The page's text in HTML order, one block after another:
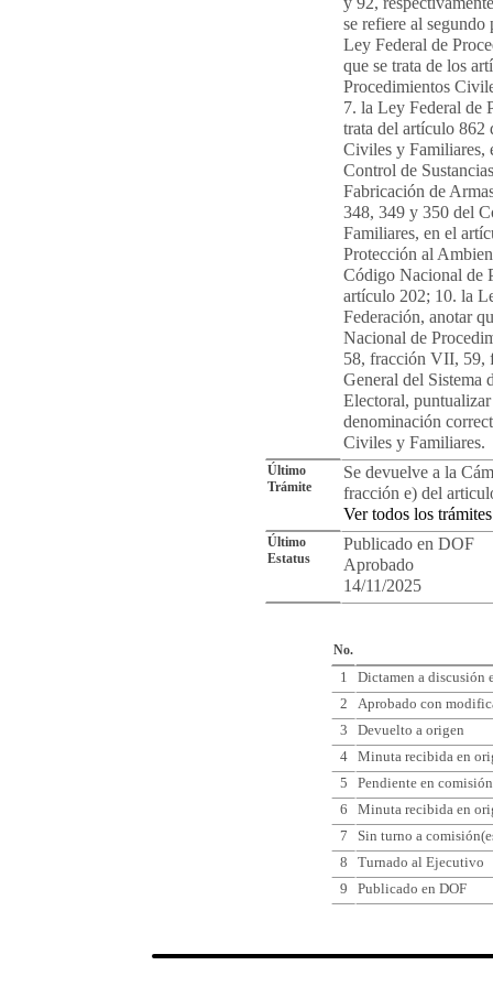
se refiere al
Ley Federal de
que se trata de los
Procedimientos
7. la Ley Federal de
trata del artículo 862
Civiles y Familiares,
Control de
Fabricación de
348, 349 y 350 del
Familiares, en el
Protección al
Código Nacional de
artículo 202; 10. la
Federación, anotar
Nacional de
58, fracción VII,
General del Sistema
Electoral,
denominación
Civiles y Familiares.
Último
Trámite
Se devuelve a la
fracción e) del
Ver todos los trámites
Último
Estatus
Publicado en DOF
Aprobado
14/11/2025
No.
1
Dictamen a discusión
2
Aprobado con
3
Devuelto a origen
4
Minuta recibida en
5
Pendiente en
6
Minuta recibida en
7
Sin turno a
8
Turnado al Ejecutivo
9
Publicado en DOF